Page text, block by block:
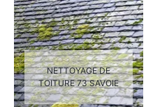
NETTOYAGE DE
TOITURE 73 SAVOIE